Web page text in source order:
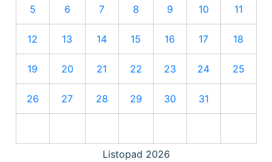
5 6 7 8 9 10 11
12 13 14 15 16 17 18
19 20 21 22 23 24 25
26 27 28 29 30 31
Listopad 2026